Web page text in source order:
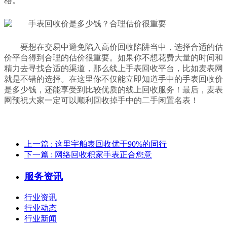
要想在交易中避免陷入高价回收陷阱当中，选择合适的估
价平台得到合理的估价很重要。如果你不想花费大量的时间和
精力去寻找合适的渠道，那么线上手表回收平台，比如麦表网
就是不错的选择。在这里你不仅能立即知道手中的手表回收价
是多少钱，还能享受到比较优质的线上回收服务！最后，麦表
网预祝大家一定可以顺利回收掉手中的二手闲置名表！
上一篇 : 这里宇舶表回收优于90%的同行
下一篇 : 网络回收积家手表正合您意
服务资讯
行业资讯
行业动态
行业新闻